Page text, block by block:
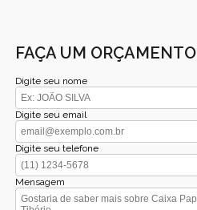
FAÇA UM ORÇAMENTO
Digite seu nome
Digite seu email
Digite seu telefone
Mensagem